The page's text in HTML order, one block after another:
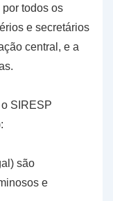
todos os
e secretários
central, e a
SIRESP
são
e